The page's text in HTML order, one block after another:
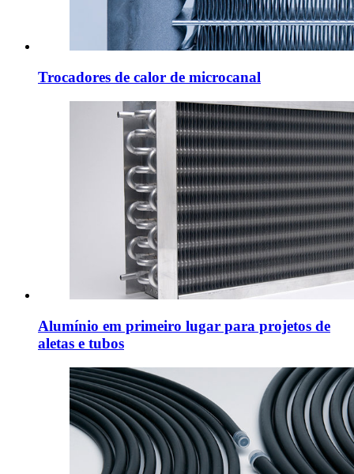
Trocadores de calor de microcanal
Alumínio em primeiro lugar para projetos de
aletas e tubos